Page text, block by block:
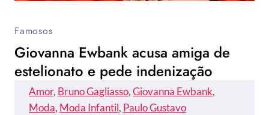
Famosos
Giovanna Ewbank acusa amiga de
estelionato e pede indenização
Amor, Bruno Gagliasso, Giovanna Ewbank
Moda, Moda Infantil, Paulo Gustavo